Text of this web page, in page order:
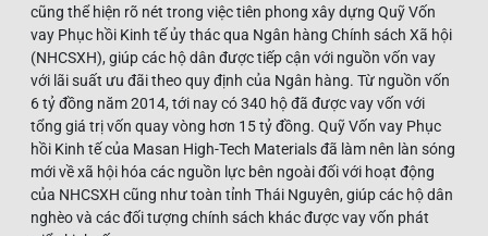
cũng thể hiện rõ nét trong việc tiên phong xây dựng Quỹ Vốn
vay Phục hồi Kinh tế ủy thác qua Ngân hàng Chính sách Xã hội
(NHCSXH), giúp các hộ dân được tiếp cận với nguồn vốn vay
với lãi suất ưu đãi theo quy định của Ngân hàng. Từ nguồn vốn
6 tỷ đồng năm 2014, tới nay có 340 hộ đã được vay vốn với
tổng giá trị vốn quay vòng hơn 15 tỷ đồng. Quỹ Vốn vay Phục
hồi Kinh tế của Masan High-Tech Materials đã làm nên làn sóng
mới về xã hội hóa các nguồn lực bên ngoài đối với hoạt động
của NHCSXH cũng như toàn tỉnh Thái Nguyên, giúp các hộ dân
nghèo và các đối tượng chính sách khác được vay vốn phát